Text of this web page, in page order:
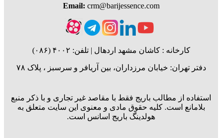
Email:crm@barijessence.com
کارخانه : کاشان مشهد اردهال | تلفن: ۴۰۰۲ (۰۸۶)
تهران: خیابان مرزداران، بین آریافر و سرسبز ، پلاک ۷۸
از مطالب باریج فقط با مقاصد غیر تجاری و با ذکر منبع
است. کلیه حقوق مادی و معنوی این سایت متعلق به
هولدینگ باریج اسانس است.